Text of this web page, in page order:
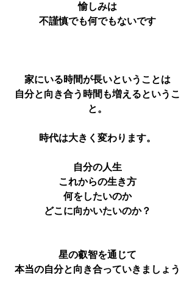
愉しみは
不謹慎でも何でもないです
家にいる時間が長いということは
自分と向き合う時間も増えるというこ
と。
時代は大きく変わります。
自分の人生
これからの生き方
何をしたいのか
どこに向かいたいのか？
星の叡智を通じて
本当の自分と向き合っていきましょう